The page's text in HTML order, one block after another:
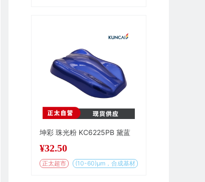
坤彩 珠光粉 KC6225PB 黛蓝
¥32.50
正太超市 (10-60)µm，合成基材